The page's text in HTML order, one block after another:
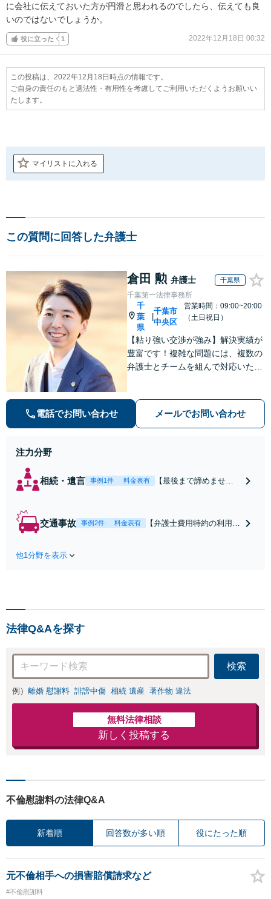
に会社に伝えておいた方が円滑と思われるのでしたら、伝えても良
いのではないでしょうか。
役に立った 1 2022年12月18日 00:32
この投稿は、2022年12月18日時点の情報です。
ご自身の責任のもと適法性・有用性を考慮してご利用いただくようお願いい
たします。
マイリストに入れる
この質問に回答した弁護士
倉田 勲 弁護士 千葉県
千葉第一法律事務所
千
葉
県
千葉市
中央区
営業時間：09:00~20:00
（土日祝日）
【粘り強い交渉が強み】解決実績が
豊富です！複雑な問題には、複数の
弁護士とチームを組んで対応いたし
添い、不安を軽減します。まずはお
気軽にご相談ください。
電話でお問い合わせ メールでお問い合わせ
注力分野
相続・遺言 事例1件 料金表有
【最後まで諦めませ
合意してしまう前にご
交通事故 事例2件 料金表有
【弁護士費用特約の利用＆
は損をしてしまうかもしれ
他1分野を表示
法律Q&Aを探す
検索
例） 離婚 慰謝料 誹謗中傷 相続 遺産 著作物 違法
無料法律相談
新しく投稿する
不倫慰謝料の法律Q&A
新着順 回答数が多い順 役にたった順
元不倫相手への損害賠償請求など
#不倫慰謝料